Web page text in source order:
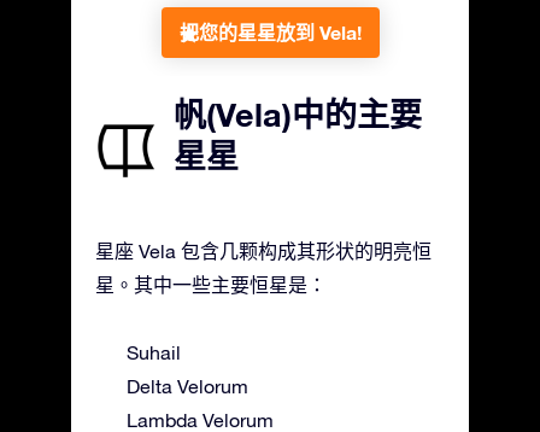
把您的星星放到 Vela!
帆(Vela)中的主要
星星
星座 Vela 包含几颗构成其形状的明亮恒
星。其中一些主要恒星是：
Suhail
Delta Velorum
Lambda Velorum